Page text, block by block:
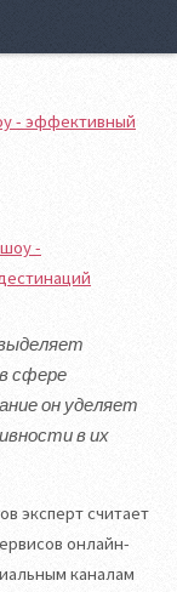
- эффективный
сфере
он уделяет
в их
эксперт считает
онлайн-
каналам